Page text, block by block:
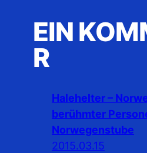
EIN
R
Halehelter –
berühmter
Norwegenstube
2015.03.15